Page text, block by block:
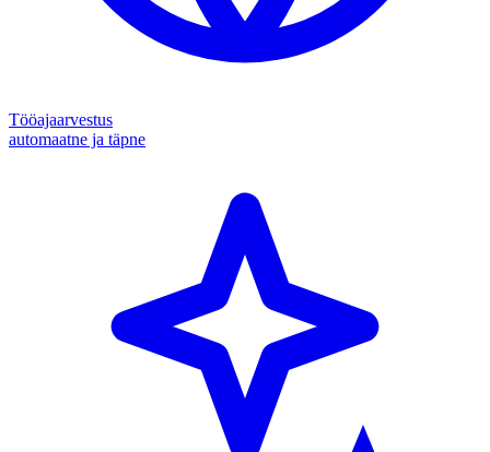
Tööajaarvestus
automaatne ja täpne